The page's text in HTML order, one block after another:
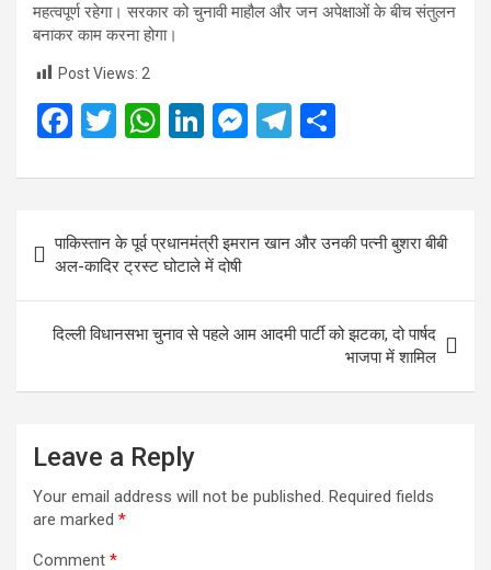
महत्वपूर्ण रहेगा। सरकार को चुनावी माहौल और जन अपेक्षाओं के बीच संतुलन
बनाकर काम करना होगा।
Post Views: 2
F
ce
b
o
o
k
T
tt
er
W
at
A
p
p
Li
ke
dI
n
M
se
g
er
T
e
gr
a
m
ar
e
Post
navigation
पाकिस्तान के पूर्व प्रधानमंत्री इमरान खान और उनकी पत्नी बुशरा बीबी
अल-कादिर ट्रस्ट घोटाले में दोषी
दिल्ली विधानसभा चुनाव से पहले आम आदमी पार्टी को झटका, दो पार्षद
भाजपा में शामिल
Leave a Reply
Your email address will not be published. Required fields
are marked *
Comment *